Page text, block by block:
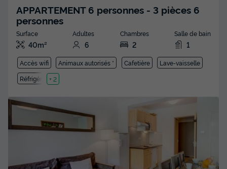
APPARTEMENT 6 personnes - 3 pièces 6
personnes
Surface
40m²
Adultes
6
Chambres
2
Salle de bain
1
Accès wifi Animaux autorisés * Cafetière
Lave-vaisselle
Réfrigérateur
+ 2